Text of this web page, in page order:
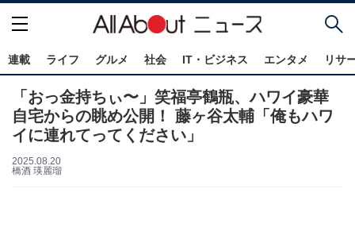
連載 ライフ グルメ 社会 IT・ビジネス エンタメ リサ
「おっ金持ちぃ〜」笑福亭鶴瓶、ハワイ豪華
自宅からの眺め公開！ 藤ヶ谷太輔「俺もハワ
イに連れてってください」
2025.08.20
橋酒 瑛麗瑠